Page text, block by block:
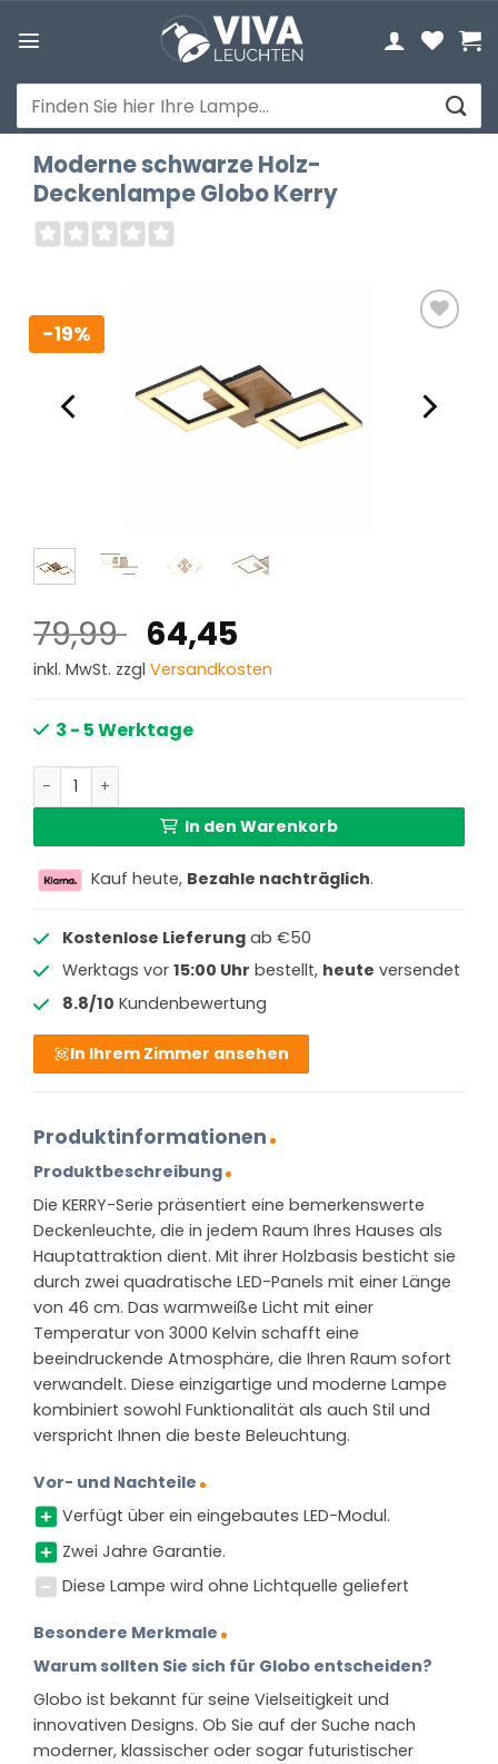
Inhalt
Suchen
nach:
Moderne schwarze Holz-
Deckenlampe Globo Kerry
-19%
79,99 Ursprünglicher
Preis
79,99 €
64,45
Preis
inkl. MwSt. zzgl Versandkosten
3 - 5 Werktage
Moderne schwarze Holz-Deckenlampe Globo Kerry Menge
In den Warenkorb
Kauf heute, Bezahle nachträglich.
Kostenlose Lieferungab €50
Werktags vor 15:00 Uhr bestellt, heute versendet
8.8/10 Kundenbewertung
In Ihrem Zimmer ansehen
Produktinformationen
Produktbeschreibung
Die KERRY-Serie präsentiert eine bemerkenswerte
Deckenleuchte, die in jedem Raum Ihres Hauses als
Hauptattraktion dient. Mit ihrer Holzbasis besticht sie
durch zwei quadratische LED-Panels mit einer Länge
von 46 cm. Das warmweiße Licht mit einer
Temperatur von 3000 Kelvin schafft eine
beeindruckende Atmosphäre, die Ihren Raum sofort
verwandelt. Diese einzigartige und moderne Lampe
kombiniert sowohl Funktionalität als auch Stil und
verspricht Ihnen die beste Beleuchtung.
Vor- und Nachteile
Verfügt über ein eingebautes LED-Modul.
Zwei Jahre Garantie.
Diese Lampe wird ohne Lichtquelle geliefert
Besondere Merkmale
Warum sollten Sie sich für Globo entscheiden?
Globo ist bekannt für seine Vielseitigkeit und
innovativen Designs. Ob Sie auf der Suche nach
moderner, klassischer oder sogar futuristischer